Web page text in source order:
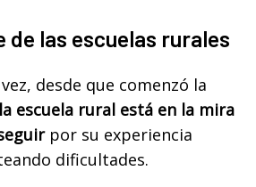
de las escuelas rurales
desde que comenzó la
la escuela rural está en la mira
por su experiencia
dificultades.